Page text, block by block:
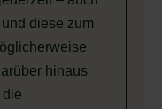
diese zum
hinaus